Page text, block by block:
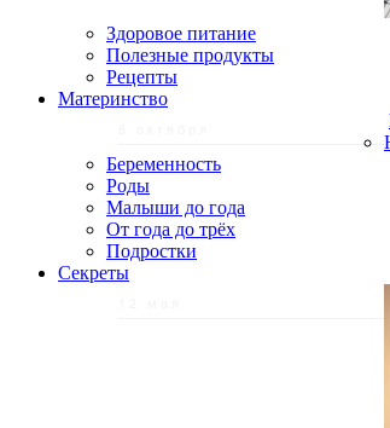
Здоровое питание
Полезные продукты
Рецепты
Материнство
Беременность
Роды
Малыши до года
От года до трёх
Подростки
Секреты